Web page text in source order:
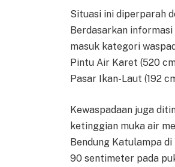
Situasi ini diperparah
Berdasarkan
masuk kategori
Pintu Air Karet (520
Pasar Ikan-Laut (192
Kewaspadaan juga
ketinggian muka air
Bendung Katulampa
90 sentimeter pada